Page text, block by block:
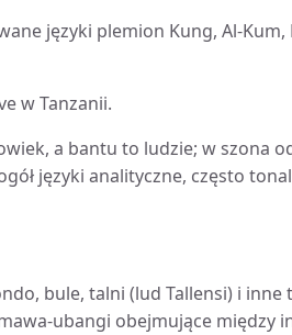
języki plemion Kung, Al-
w Tanzanii.
a bantu to ludzie; w szona
języki analityczne, często
bule, talni (lud Tallensi) i
ubangi obejmujące między